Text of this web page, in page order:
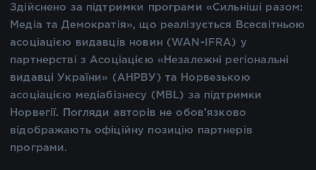
Здійснено за підтримки програми «Сильніші разом:
Медіа та Демократія», що реалізується Всесвітньою
асоціацією видавців новин (WAN-IFRA) у
партнерстві з Асоціацією «Незалежні регіональні
видавці України» (АНРВУ) та Норвезькою
асоціацією медіабізнесу (MBL) за підтримки
Норвегії. Погляди авторів не обов’язково
відображають офіційну позицію партнерів
програми.